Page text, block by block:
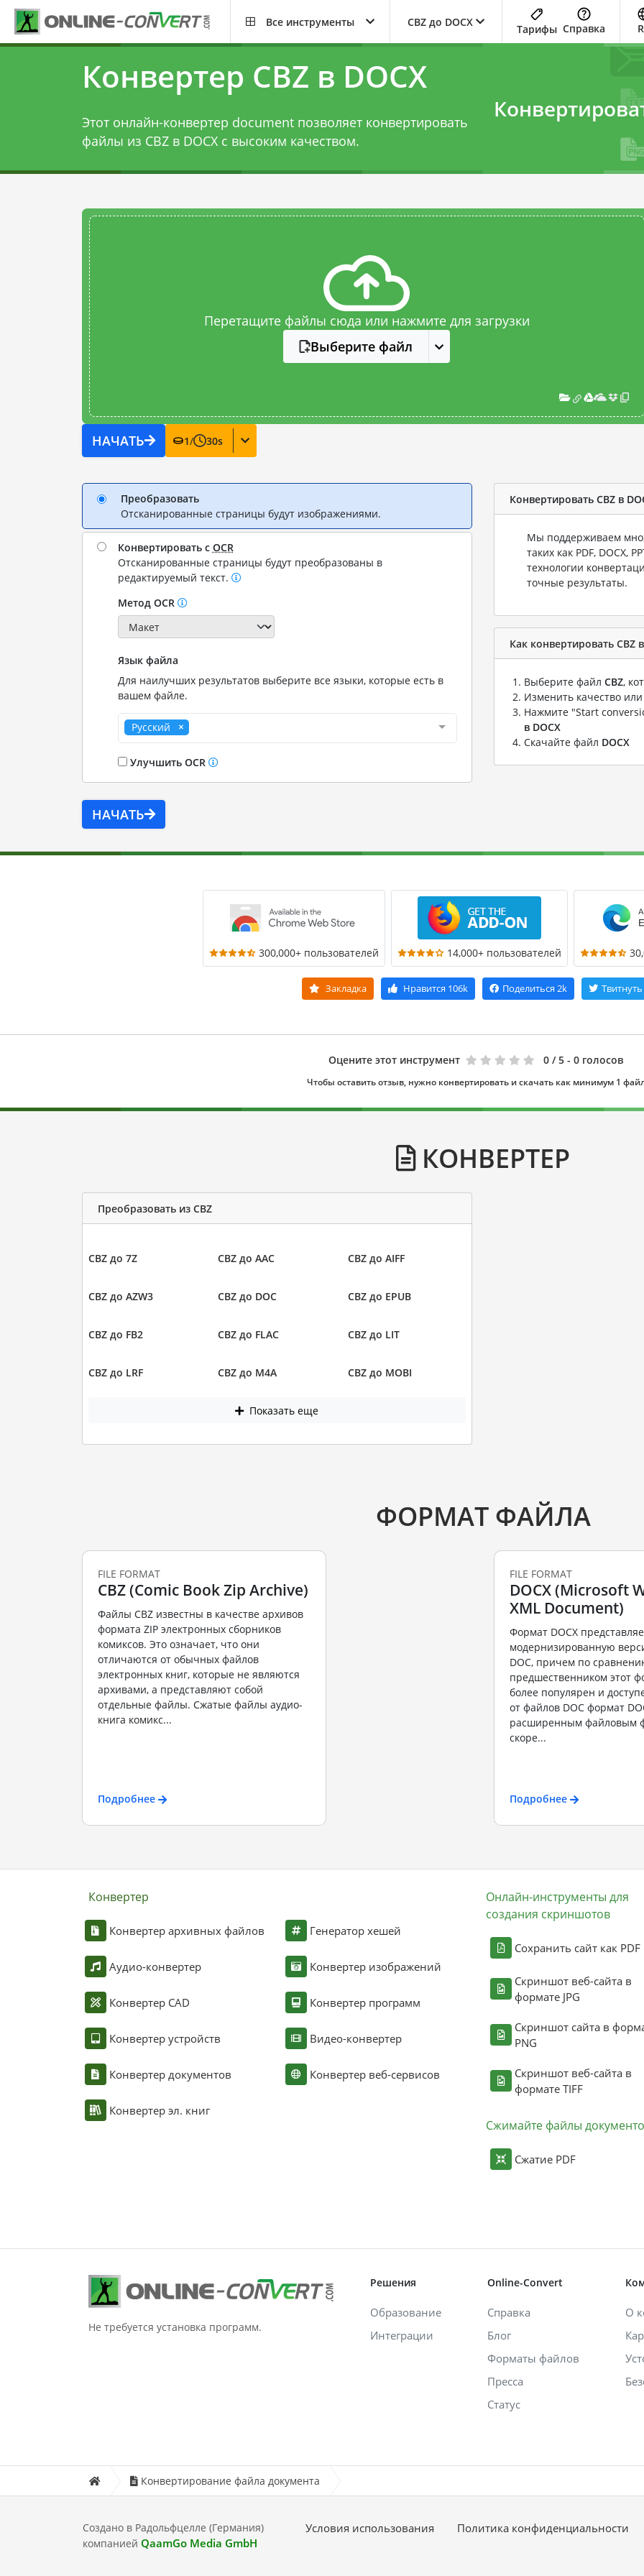
Все инструменты CBZ до DOCX
Тарифы Справка
Конвертер CBZ в DOCX
Этот онлайн-конвертер document позволяет конвертировать
файлы из CBZ в DOCX с высоким качеством.
Перетащите файлы сюда или нажмите для загрузки
Выберите файл
НАЧАТЬ 1/ 30s
Преобразовать
Отсканированные страницы будут изображениями.
Конвертировать с OCR
Отсканированные страницы будут преобразованы в
редактируемый текст.
Метод OCR
Язык файла
Для наилучших результатов выберите все языки, которые есть в
вашем файле.
Русский
Улучшить OCR
НАЧАТЬ
Конвертировать CBZ в
Мы поддерживаем
таких как PDF, DOCX,
технологии
точные результаты.
Как конвертировать CBZ
Выберите файл CBZ,
Изменить качество
Нажмите "Start
в DOCX
Скачайте файл DOCX
300,000+ пользователей 14,000+ пользователей
Закладка Нравится 106k Поделиться 2k Твитнуть
Оцените этот инструмент 0 / 5 - 0 голосов
Чтобы оставить отзыв, нужно конвертировать и скачать как минимум 1
КОНВЕРТЕР
Преобразовать из CBZ
CBZ до 7Z CBZ до AAC CBZ до AIFF
CBZ до AZW3 CBZ до DOC CBZ до EPUB
CBZ до FB2 CBZ до FLAC CBZ до LIT
CBZ до LRF CBZ до M4A CBZ до MOBI
Показать еще
ФОРМАТ ФАЙЛА
FILE FORMAT
CBZ (Comic Book Zip Archive)
Файлы CBZ известны в качестве архивов
формата ZIP электронных сборников
комиксов. Это означает, что они
отличаются от обычных файлов
электронных книг, которые не являются
архивами, а представляют собой
отдельные файлы. Сжатые файлы аудио-
книга комикс...
Подробнее
FILE FORMAT
DOCX (Microsoft
XML Document)
Формат DOCX
модернизированную
DOC, причем по
предшественником этот
более популярен и
от файлов DOC формат
расширенным файловым
скоре...
Подробнее
Конвертер
Конвертер архивных файлов
Аудио-конвертер
Конвертер CAD
Конвертер устройств
Конвертер документов
Конвертер эл. книг
Генератор хешей
Конвертер изображений
Конвертер программ
Видео-конвертер
Конвертер веб-сервисов
Онлайн-инструменты для
создания скриншотов
Сохранить сайт как PDF
Скриншот веб-сайта в
формате JPG
Скриншот сайта в
PNG
Скриншот веб-сайта в
формате TIFF
Сжимайте файлы
Сжатие PDF
Не требуется установка программ.
Решения
Образование
Интеграции
Online-Convert
Справка
Блог
Форматы файлов
Пресса
Статус
О
Конвертирование файла документа
Создано в Радольфцелле (Германия)
компанией QaamGo Media GmbH
Условия использования Политика конфиденциальности